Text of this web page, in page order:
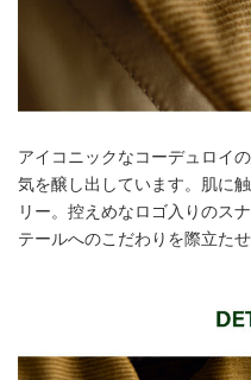
アイコニックなコーデュロイ
気を醸し出しています。肌に
リー。控えめなロゴ入りのス
テールへのこだわりを際立たせ